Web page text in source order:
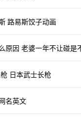
路易斯饺子动画
原因 老婆一年不让碰是
日本武士长枪
名英文